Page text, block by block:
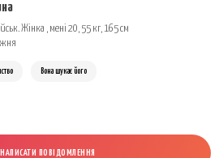
Жінка , мені 20, 55 кг, 165 см
Вона шукає його
НАПИСАТИ ПОВІДОМЛЕННЯ